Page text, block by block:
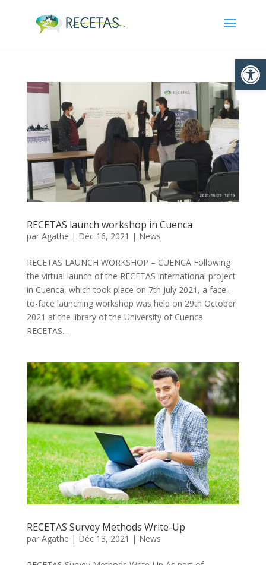
Ouvrir
RECETAS launch workshop in Cuenca
par Agathe | Déc 16, 2021 | News
RECETAS LAUNCH WORKSHOP – CUENCA Following
the virtual launch of the RECETAS international project
in Cuenca, which took place on 7th July 2021, a face-
to-face launching workshop was held on 29th October
2021 at the library of the University of Cuenca.
RECETAS...
RECETAS Survey Methods Write-Up
par Agathe | Déc 13, 2021 | News